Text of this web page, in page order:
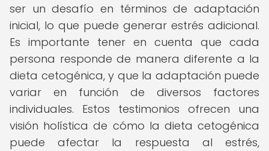
ser un desafío en términos de adaptación
inicial, lo que puede generar estrés adicional.
Es importante tener en cuenta que cada
persona responde de manera diferente a la
dieta cetogénica, y que la adaptación puede
variar en función de diversos factores
individuales. Estos testimonios ofrecen una
visión holística de cómo la dieta cetogénica
puede afectar la respuesta al estrés,